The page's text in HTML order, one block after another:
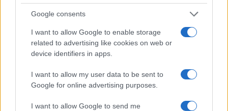
Google consents
I want to allow Google to enable storage
related to advertising like cookies on web or
device identifiers in apps.
I want to allow my user data to be sent to
Google for online advertising purposes.
I want to allow Google to send me